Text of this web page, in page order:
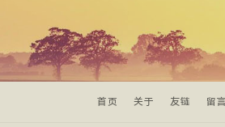
首页 关于 友链 留言